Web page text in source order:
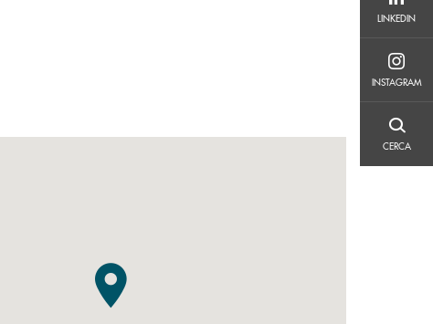
LINKEDIN
INSTAGRAM
CERCA
CERCA